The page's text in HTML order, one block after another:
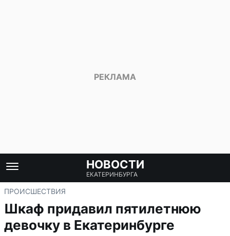
НОВОСТИ
ЕКАТЕРИНБУРГА
ПРОИСШЕСТВИЯ
Шкаф придавил пятилетнюю
девочку в Екатеринбурге